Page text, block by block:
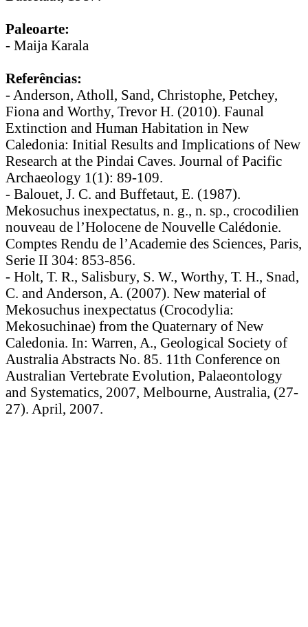
Paleoarte:
- Maija Karala
Referências:
- Anderson, Atholl, Sand, Christophe, Petchey,
Fiona and Worthy, Trevor H. (2010). Faunal
Extinction and Human Habitation in New
Caledonia: Initial Results and Implications of New
Research at the Pindai Caves. Journal of Pacific
Archaeology 1(1): 89-109.
- Balouet, J. C. and Buffetaut, E. (1987).
Mekosuchus inexpectatus, n. g., n. sp., crocodilien
nouveau de l’Holocene de Nouvelle Calédonie.
Comptes Rendu de l’Academie des Sciences, Paris,
Serie II 304: 853-856.
- Holt, T. R., Salisbury, S. W., Worthy, T. H., Snad,
C. and Anderson, A. (2007). New material of
Mekosuchus inexpectatus (Crocodylia:
Mekosuchinae) from the Quaternary of New
Caledonia. In: Warren, A., Geological Society of
Australia Abstracts No. 85. 11th Conference on
Australian Vertebrate Evolution, Palaeontology
and Systematics, 2007, Melbourne, Australia, (27-
27). April, 2007.